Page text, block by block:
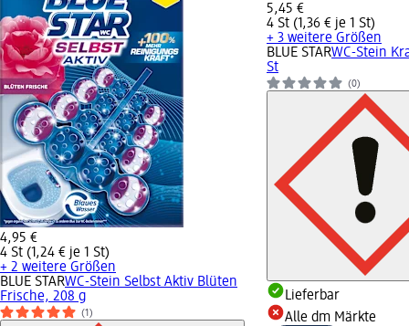
4,95 €
4 St (1,24 € je 1 St)
+ 2 weitere Größen
BLUE STARWC-Stein Selbst Aktiv Blüten
Frische, 208 g
(1)
5,45 €
4 St (1,36 € je 1 St)
+ 3 weitere Größen
BLUE STARWC-Stein
St
(0)
Lieferbar
Alle dm Märkte